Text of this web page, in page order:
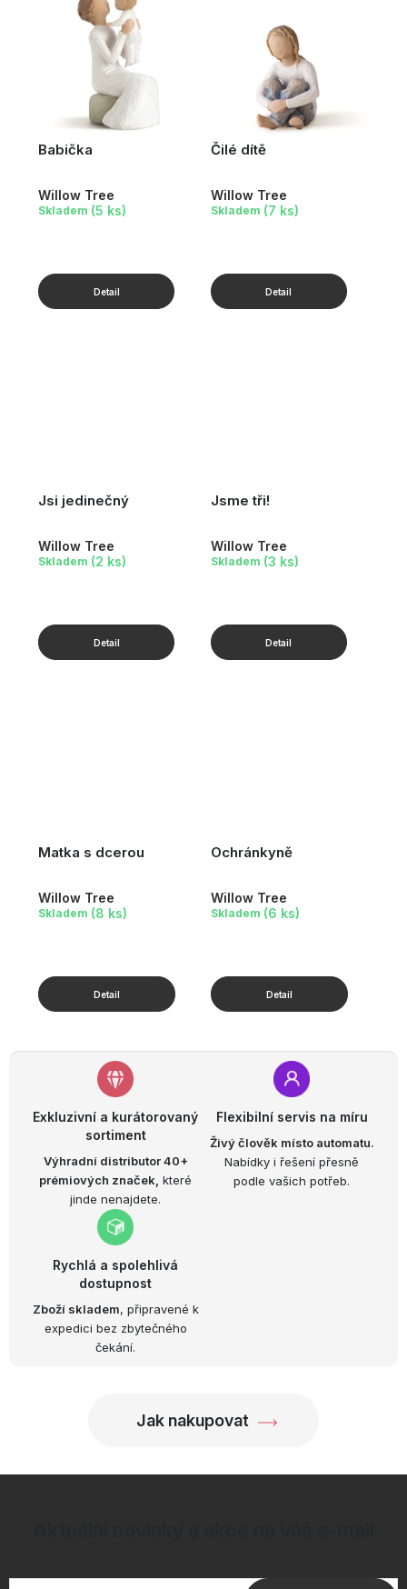
Babička
Willow Tree
Skladem (5 ks)
Čilé dítě
Willow Tree
Skladem (7 ks)
Jsi jedinečný
Willow Tree
Skladem (2 ks)
Jsme tři!
Willow Tree
Skladem (3 ks)
Matka s dcerou
Willow Tree
Skladem (8 ks)
Ochránkyně
Willow Tree
Skladem (6 ks)
Exkluzivní a kurátorovaný
sortiment
Výhradní distributor 40+
prémiových značek, které
jinde nenajdete.
Flexibilní servis na míru
Živý člověk místo automatu.
Nabídky i řešení přesně
podle vašich potřeb.
Rychlá a spolehlivá
dostupnost
Zboží skladem, připravené k
expedici bez zbytečného
čekání.
Jak nakupovat